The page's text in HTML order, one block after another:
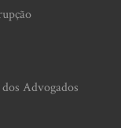
Advogados